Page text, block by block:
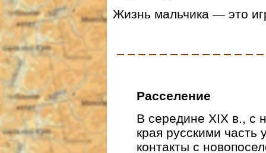
Жизнь мальчика — это
Расселение
В середине XIX в., с
края русскими часть
контакты с